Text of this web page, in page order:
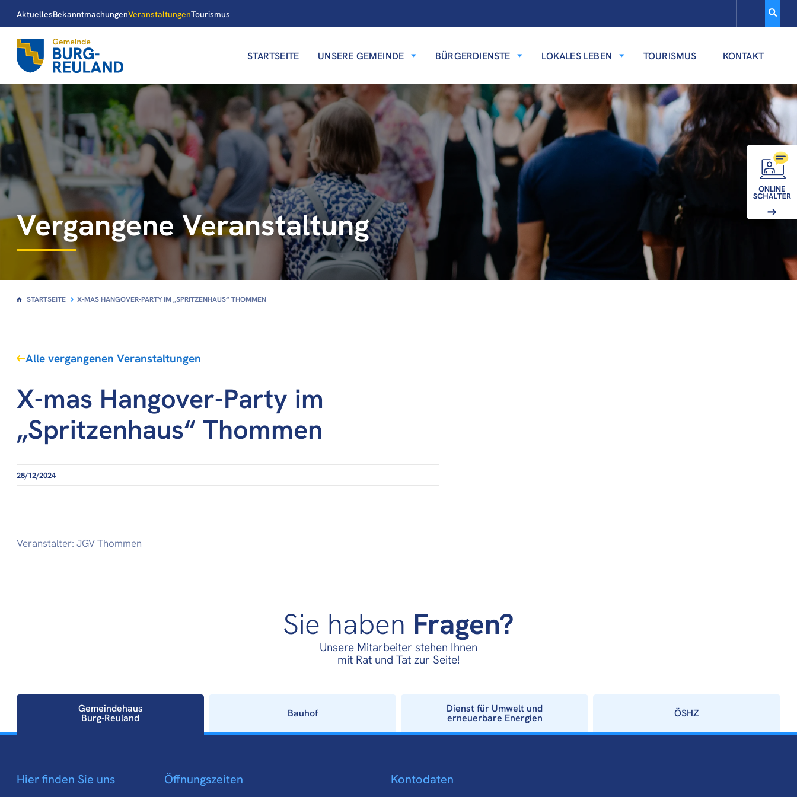
AktuellesBekanntmachungenVeranstaltungenTourismus
STARTSEITE UNSERE GEMEINDE BÜRGERDIENSTE LOKALES LEBEN TOURISMUS KONTAKT
Vergangene Veranstaltung
STARTSEITE X-MAS HANGOVER-PARTY IM „SPRITZENHAUS“ THOMMEN
Alle vergangenen Veranstaltungen
X-mas Hangover-Party im
„Spritzenhaus“ Thommen
28/12/2024
Veranstalter: JGV Thommen
Sie haben Fragen?
Unsere Mitarbeiter stehen Ihnen
mit Rat und Tat zur Seite!
Gemeindehaus
Burg-Reuland Bauhof Dienst für Umwelt und
erneuerbare Energien ÖSHZ
Gemeindehaus
Hier finden Sie uns Öffnungszeiten Kontodaten